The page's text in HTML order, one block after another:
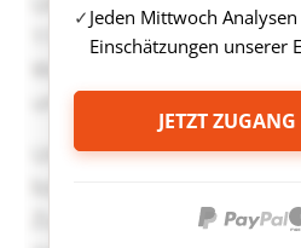
Jeden Mittwoch
Einschätzungen unserer
JETZT